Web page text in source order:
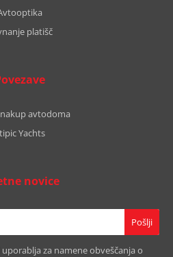
platišč
avtodoma
Yachts
novice
za namene obveščanja o